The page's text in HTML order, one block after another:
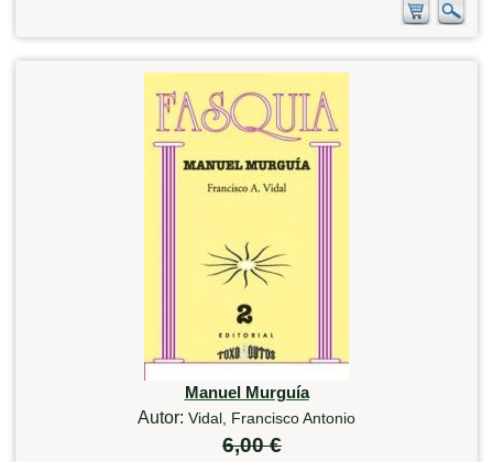
Manuel Murguía
Autor: Vidal, Francisco Antonio
6,00 €